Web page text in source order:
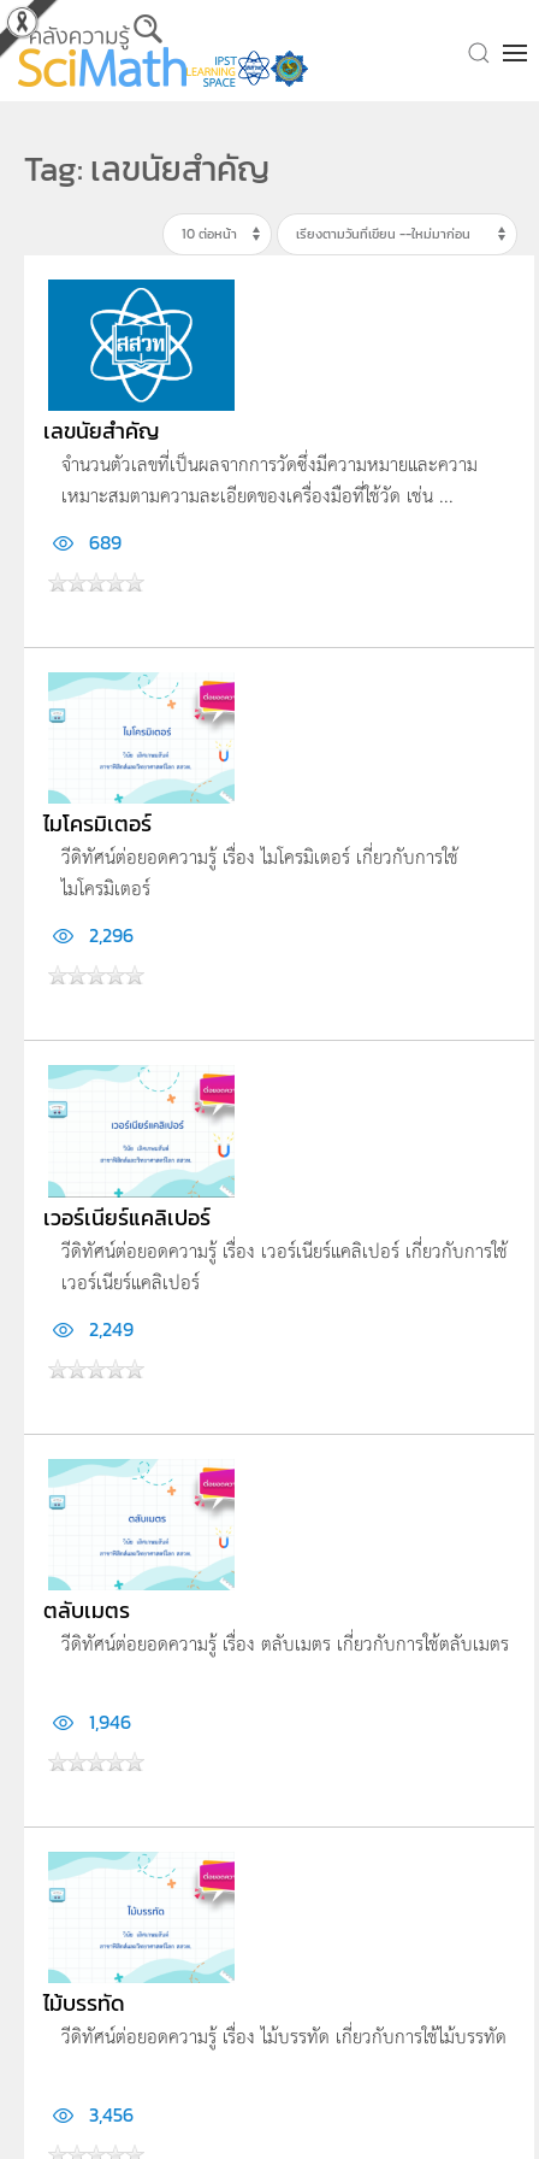
Skip to main content
Tag: เลขนัยสำคัญ
เลขนัยสำคัญ
จำนวนตัวเลขที่เป็นผลจากการวัดซึ่งมีความหมายและความ
เหมาะสมตามความละเอียดของเครื่องมือที่ใช้วัด เช่น ...
689
ไมโครมิเตอร์
วีดิทัศน์ต่อยอดความรู้ เรื่อง ไมโครมิเตอร์ เกี่ยวกับการใช้
ไมโครมิเตอร์
2,296
เวอร์เนียร์แคลิเปอร์
วีดิทัศน์ต่อยอดความรู้ เรื่อง เวอร์เนียร์แคลิเปอร์ เกี่ยวกับการใช้
เวอร์เนียร์แคลิเปอร์
2,249
ตลับเมตร
วีดิทัศน์ต่อยอดความรู้ เรื่อง ตลับเมตร เกี่ยวกับการใช้ตลับเมตร
1,946
ไม้บรรทัด
วีดิทัศน์ต่อยอดความรู้ เรื่อง ไม้บรรทัด เกี่ยวกับการใช้ไม้บรรทัด
3,456